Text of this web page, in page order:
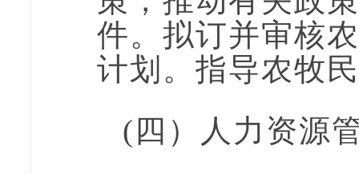
件。拟订并审核
计划。指导农牧
(四）人力资源